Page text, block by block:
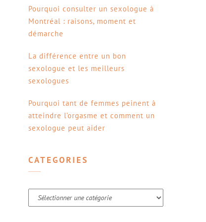
Pourquoi consulter un sexologue à
Montréal : raisons, moment et
démarche
La différence entre un bon
sexologue et les meilleurs
sexologues
Pourquoi tant de femmes peinent à
atteindre l’orgasme et comment un
sexologue peut aider
CATEGORIES
Categories